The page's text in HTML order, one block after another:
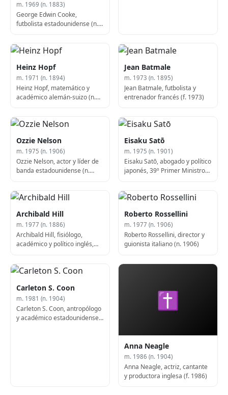
m. 1969 (n. 1883)
George Edwin Cooke,
futbolista estadounidense (n.
Heinz Hopf
m. 1971 (n. 1894)
Heinz Hopf, matemático y
académico alemán-suizo (n.
Jean Batmale
m. 1973 (n. 1895)
Jean Batmale, futbolista y
entrenador francés (f. 1973)
Ozzie Nelson
m. 1975 (n. 1906)
Ozzie Nelson, actor y líder de
banda estadounidense (n.
Eisaku Satō
m. 1975 (n. 1901)
Eisaku Satō, abogado y político
japonés, 39º Primer Ministro
Archibald Hill
m. 1977 (n. 1886)
Archibald Hill, fisiólogo,
académico y político inglés,
(f. 1977)
Roberto Rossellini
m. 1977 (n. 1906)
Roberto Rossellini, director y
guionista italiano (n. 1906)
Carleton S. Coon
m. 1981 (n. 1904)
Carleton S. Coon, antropólogo
y académico estadounidense
✝
Anna Neagle
m. 1986 (n. 1904)
Anna Neagle, actriz, cantante
y productora inglesa (f. 1986)